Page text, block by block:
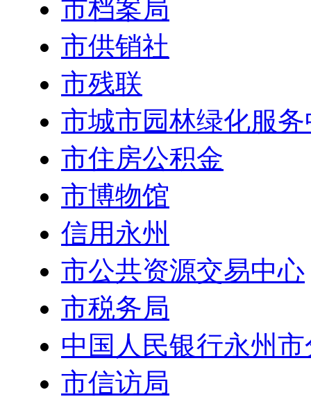
市档案局
市供销社
市残联
市城市园林绿化服
市住房公积金
市博物馆
信用永州
市公共资源交易中心
市税务局
中国人民银行永州
市信访局